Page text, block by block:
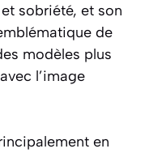
sobriété, et son
de
modèles plus
l’image
en